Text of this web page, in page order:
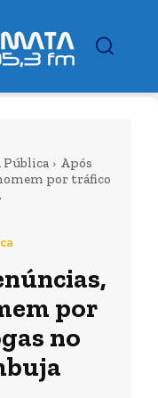
Pública
Após
por tráfico
por
no